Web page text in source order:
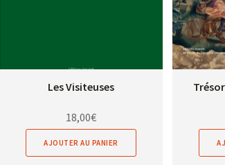
Les Visiteuses
18,00€
AJOUTER AU PANIER